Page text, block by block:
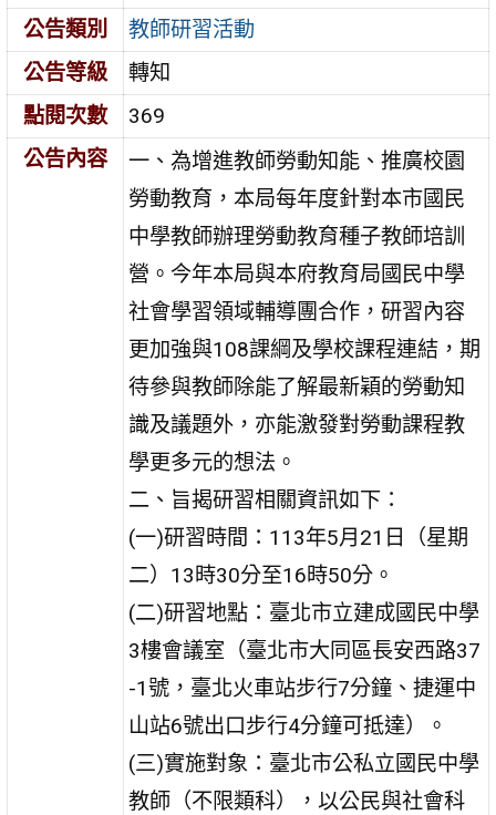
公告類別
教師研習活動
公告等級
轉知
點閱次數
369
公告內容
一、為增進教師勞動知能、推廣校園
勞動教育，本局每年度針對本市國民
中學教師辦理勞動教育種子教師培訓
營。今年本局與本府教育局國民中學
社會學習領域輔導團合作，研習內容
更加強與108課綱及學校課程連結，期
待參與教師除能了解最新穎的勞動知
識及議題外，亦能激發對勞動課程教
學更多元的想法。
二、旨揭研習相關資訊如下：
(一)研習時間：113年5月21日（星期
二）13時30分至16時50分。
(二)研習地點：臺北市立建成國民中學
3樓會議室（臺北市大同區長安西路37
-1號，臺北火車站步行7分鐘、捷運中
山站6號出口步行4分鐘可抵達）。
(三)實施對象：臺北市公私立國民中學
教師（不限類科），以公民與社會科